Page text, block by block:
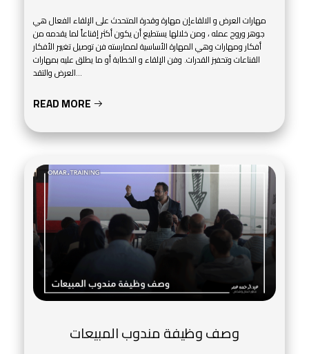
مهارات العرض و الالقاءإن مهارة وقدرة المتحدث على الإلقاء الفعال هي
جوهر وروح عمله ، ومن خلالها يستطيع أن يكون أكثر إقناعاً لما يقدمه من
أفكار ومهارات وهي المهارة الأساسية لممارسته فن توصيل تغيير الأفكار
القناعات وتحفيز القدرات. وفن الإلقاء و الخطابة أو ما يطلق عليه بمهارات
العرض والتقد...
READ MORE
وصف وظيفة مندوب المبيعات